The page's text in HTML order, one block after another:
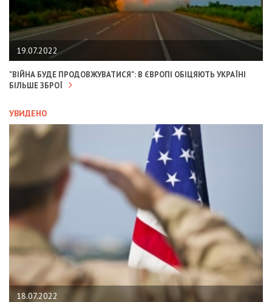
19.07.2022
"ВІЙНА БУДЕ ПРОДОВЖУВАТИСЯ": В ЄВРОПІ ОБІЦЯЮТЬ УКРАЇНІ
БІЛЬШЕ ЗБРОЇ
УВИДЕНО
18.07.2022